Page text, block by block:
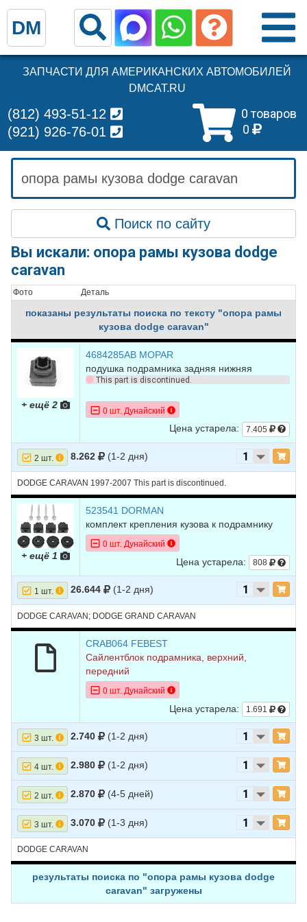
ЗАПЧАСТИ ДЛЯ АМЕРИКАНСКИХ АВТОМОБИЛЕЙ
DMCAT.RU
0 товаров
0
(812) 493-51-12
(921) 926-76-01
Поиск по сайту
Вы искали: опора рамы кузова dodge
caravan
Фото Деталь
показаны результаты поиска по тексту "опора рамы
кузова dodge caravan"
+ ещё 2
4684285AB MOPAR
подушка подрамника задняя нижняя
This part is discontinued.
0 шт. Дунайский
Цена устарела: 7.405
2 шт. 8.262 (1-2 дня)
DODGE CARAVAN 1997-2007 This part is discontinued.
+ ещё 1
523541 DORMAN
комплект крепления кузова к подрамнику
0 шт. Дунайский
Цена устарела: 808
1 шт. 26.644 (1-2 дня)
DODGE CARAVAN; DODGE GRAND CARAVAN
CRAB064 FEBEST
Сайлентблок подрамника, верхний,
передний
0 шт. Дунайский
Цена устарела: 1.691
3 шт. 2.740 (1-2 дня)
4 шт. 2.980 (1-2 дня)
2 шт. 2.870 (4-5 дней)
3 шт. 3.070 (1-3 дня)
DODGE CARAVAN
результаты поиска по "опора рамы кузова dodge
caravan" загружены
DM